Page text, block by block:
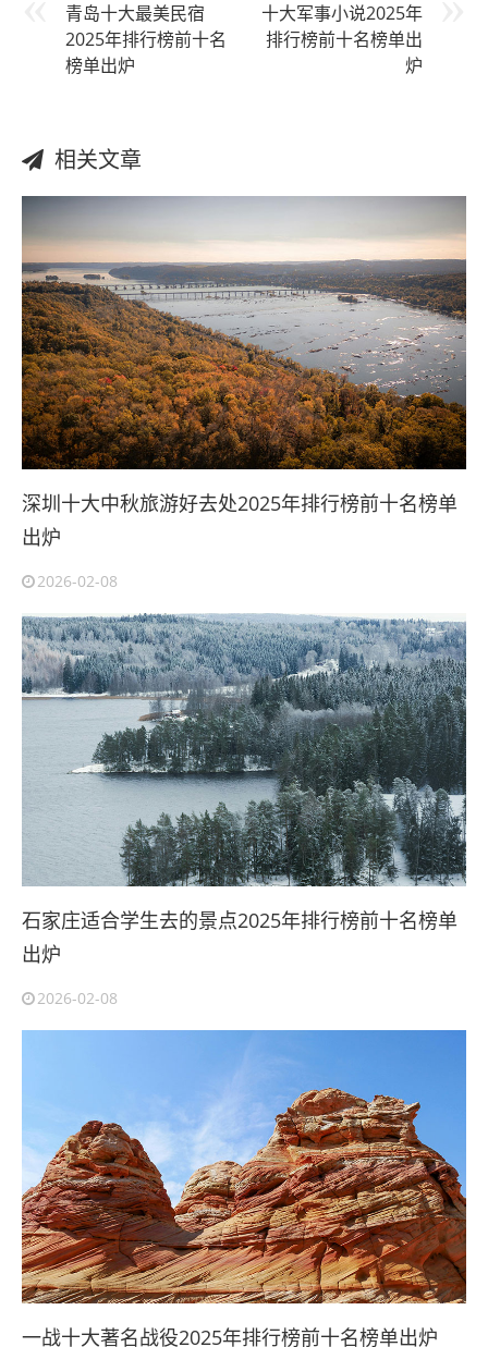
青岛十大最美民宿
2025年排行榜前十名
榜单出炉
十大军事小说2025年
排行榜前十名榜单出
炉
相关文章
深圳十大中秋旅游好去处2025年排行榜前十名榜单
出炉
2026-02-08
石家庄适合学生去的景点2025年排行榜前十名榜单
出炉
2026-02-08
一战十大著名战役2025年排行榜前十名榜单出炉